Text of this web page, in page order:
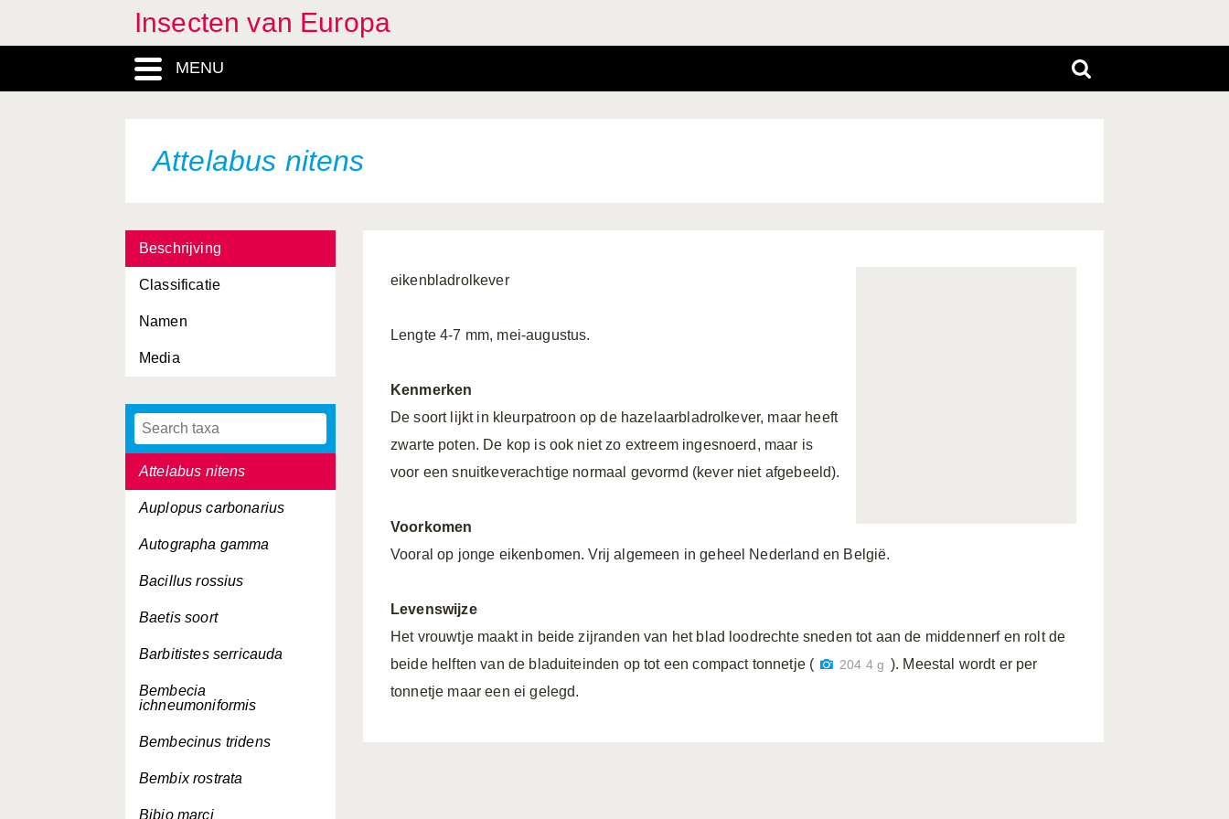
Insecten van Europa
MENU
Attelabus nitens
Beschrijving
Classificatie
Namen
Media
Argogorytes mystaceus
Argynnis adippe
Asilus crabroniformis
Astata boops
Atelura formicaria
Athalia rosae
Atolmis rubricollis
Attelabus nitens
Auplopus carbonarius
Autographa gamma
Bacillus rossius
Baetis soort
Barbitistes serricauda
Bembecia
ichneumoniformis
Bembecinus tridens
Bembix rostrata
Bibio marci
eikenbladrolkever
Lengte 4-7 mm, mei-augustus.
Kenmerken
De soort lijkt in kleurpatroon op de hazelaarbladrolkever, maar heeft
zwarte poten. De kop is ook niet zo extreem ingesnoerd, maar is
voor een snuitkeverachtige normaal gevormd (kever niet afgebeeld).
Voorkomen
Vooral op jonge eikenbomen. Vrij algemeen in geheel Nederland en België.
Levenswijze
Het vrouwtje maakt in beide zijranden van het blad loodrechte sneden tot aan de middennerf en rolt de
beide helften van de bladuiteinden op tot een compact tonnetje (
204 4 g ). Meestal wordt er per
tonnetje maar een ei gelegd.